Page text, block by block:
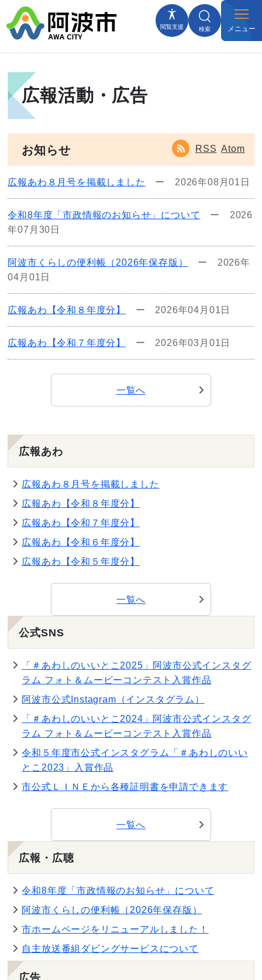
閲覧支援 検索 メニュー
広報活動・広告
お知らせ RSS Atom
広報あわ８月号を掲載しました ー 2026年08月01日
令和8年度「市政情報のお知らせ」について ー 2026
年07月30日
阿波市くらしの便利帳（2026年保存版） ー 2026年
04月01日
広報あわ【令和８年度分】 ー 2026年04月01日
広報あわ【令和７年度分】 ー 2026年03月01日
一覧へ
広報あわ
広報あわ８月号を掲載しました
広報あわ【令和８年度分】
広報あわ【令和７年度分】
広報あわ【令和６年度分】
広報あわ【令和５年度分】
一覧へ
公式SNS
「＃あわしのいいとこ2025」阿波市公式インスタグ
ラム フォト＆ムービーコンテスト入賞作品
阿波市公式Instagram（インスタグラム）
「＃あわしのいいとこ2024」阿波市公式インスタグ
ラム フォト＆ムービーコンテスト入賞作品
令和５年度市公式インスタグラム「＃あわしのいい
とこ2023」入賞作品
市公式ＬＩＮＥから各種証明書を申請できます
一覧へ
広報・広聴
令和8年度「市政情報のお知らせ」について
阿波市くらしの便利帳（2026年保存版）
市ホームページをリニューアルしました！
自主放送番組ダビングサービスについて
広告